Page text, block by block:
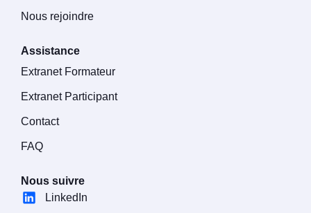
Nous rejoindre
Assistance
Extranet Formateur
Extranet Participant
Contact
FAQ
Nous suivre
LinkedIn